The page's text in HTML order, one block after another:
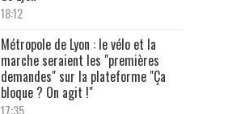
18:12
Métropole de Lyon : le vélo et la
marche seraient les "premières
demandes" sur la plateforme "Ça
bloque ? On agit !"
17:35